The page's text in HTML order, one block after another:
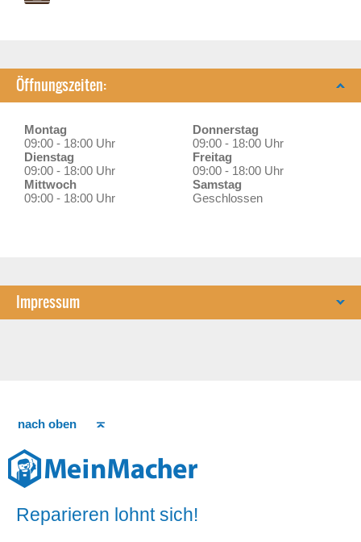
Öffnungszeiten:
Montag
09:00 - 18:00 Uhr
Dienstag
09:00 - 18:00 Uhr
Mittwoch
09:00 - 18:00 Uhr
Donnerstag
09:00 - 18:00 Uhr
Freitag
09:00 - 18:00 Uhr
Samstag
Geschlossen
Impressum
nach oben
Reparieren lohnt sich!